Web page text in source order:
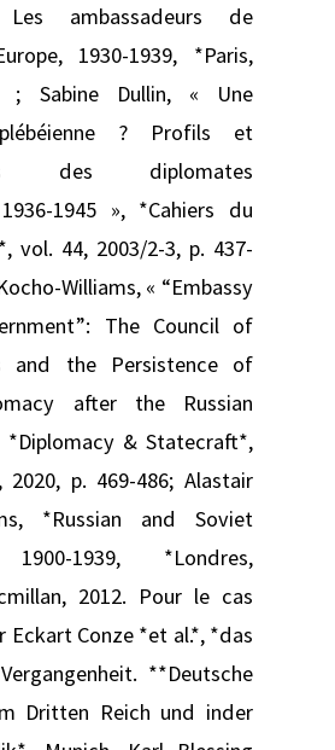
Les ambassadeurs de
1930-1939, *Paris,
; Sabine Dullin, « Une
? Profils et
des diplomates
1945 », *Cahiers du
vol. 44, 2003/2-3, p. 437-
Williams, « “Embassy
The Council of
and the Persistence of
after the Russian
*Diplomacy & Statecraft*,
p. 469-486; Alastair
*Russian and Soviet
1900-1939, *Londres,
2012. Pour le cas
Eckart Conze *et al.*, *das
**Deutsche
Dritten Reich und inder